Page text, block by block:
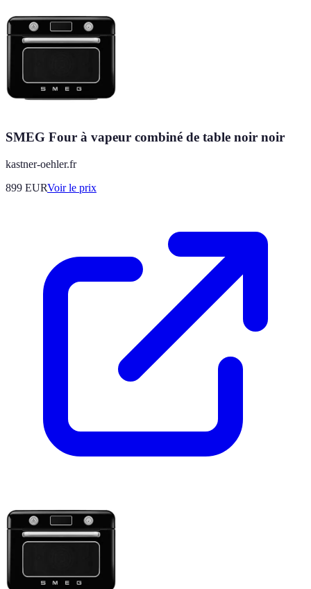
SMEG Four à vapeur combiné de table noir noir
kastner-oehler.fr
899 EURVoir le prix